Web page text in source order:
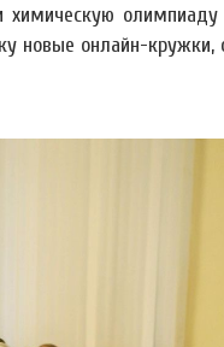
новые онлайн-кружки,